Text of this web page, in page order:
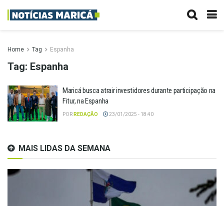
Home Tag Espanha
Tag: Espanha
Maricá busca atrair investidores durante participação na
Fitur, na Espanha
POR REDAÇÃO 23/01/2025 - 18:40
MAIS LIDAS DA SEMANA